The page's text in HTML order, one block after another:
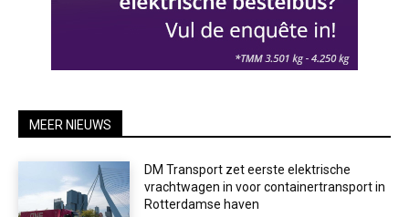
MEER NIEUWS
DM Transport zet eerste elektrische
vrachtwagen in voor containertransport in
Rotterdamse haven